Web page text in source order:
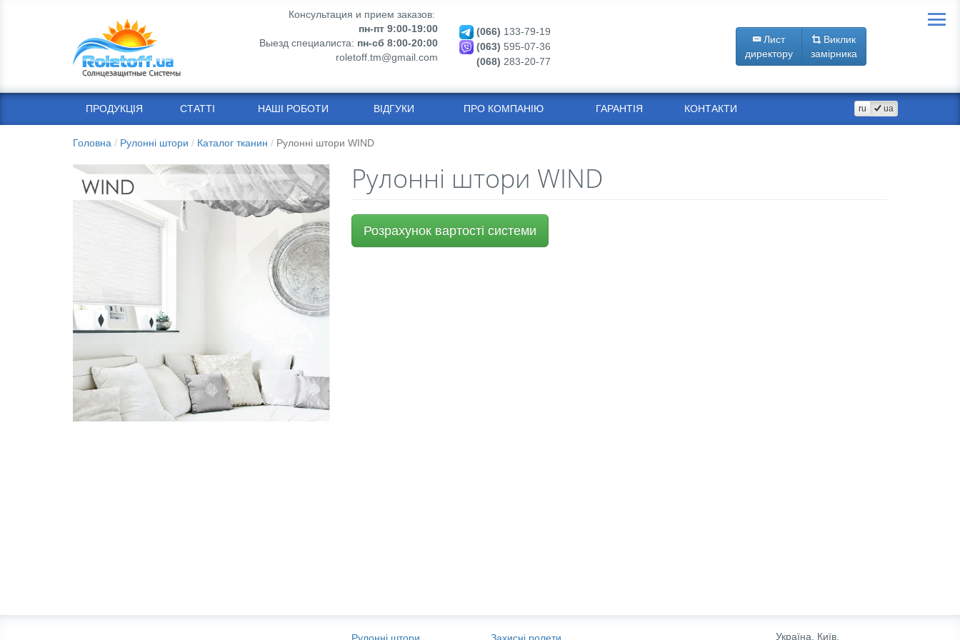
Консультация и прием заказов:
пн-пт 9:00-19:00
Выезд специалиста: пн-сб 8:00-20:00
roletoff.tm@gmail.com
(066) 133-79-19
(063) 595-07-36
(068) 283-20-77
Лист
директору
Виклик
замірника
ПРОДУКЦІЯ СТАТТІ НАШІ РОБОТИ ВІДГУКИ ПРО КОМПАНІЮ ГАРАНТІЯ КОНТАКТИ ru ua
Головна Рулонні штори Каталог тканин Рулонні штори WIND
Рулонні штори WIND
Розрахунок вартості системи
Рулонні штори Захисні ролети Україна, Київ,